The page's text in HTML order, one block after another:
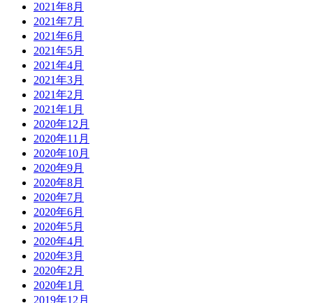
2021年8月
2021年7月
2021年6月
2021年5月
2021年4月
2021年3月
2021年2月
2021年1月
2020年12月
2020年11月
2020年10月
2020年9月
2020年8月
2020年7月
2020年6月
2020年5月
2020年4月
2020年3月
2020年2月
2020年1月
2019年12月